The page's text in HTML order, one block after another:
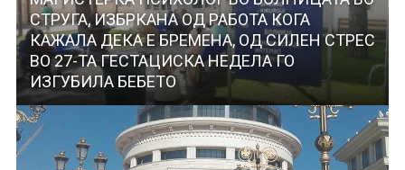
СТРУГА, ИЗБРКАНА ОД РАБОТА КОГА
КАЖАЛА ДЕКА Е БРЕМЕНА, ОД СИЛЕН СТРЕС
ВО 27-TA ГЕСТАЦИСКА НЕДЕЛА ГО
ИЗГУБИЛА БЕБЕТО